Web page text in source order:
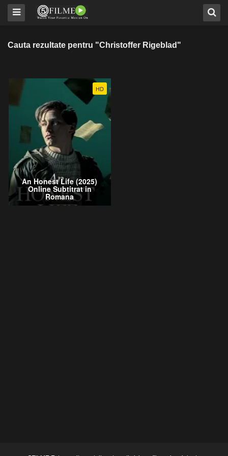
Cauta rezultate pentru "Christoffer Rigeblad"
HD
An Honest Life (2025)
Online Subtitrat in
Romana